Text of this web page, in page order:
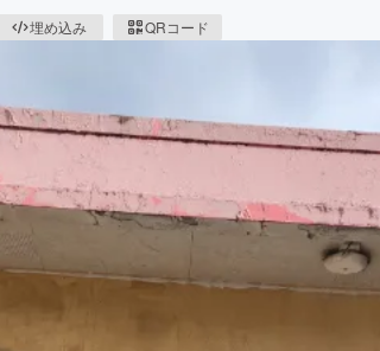
埋め込み QRコード